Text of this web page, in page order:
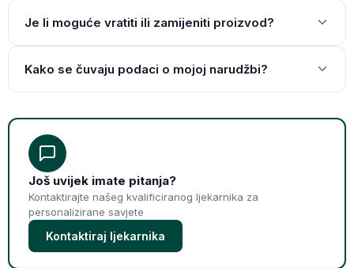
Je li moguće vratiti ili zamijeniti proizvod?
Kako se čuvaju podaci o mojoj narudžbi?
Još uvijek imate pitanja?
Kontaktirajte našeg kvalificiranog ljekarnika za
personalizirane savjete
Kontaktiraj ljekarnika